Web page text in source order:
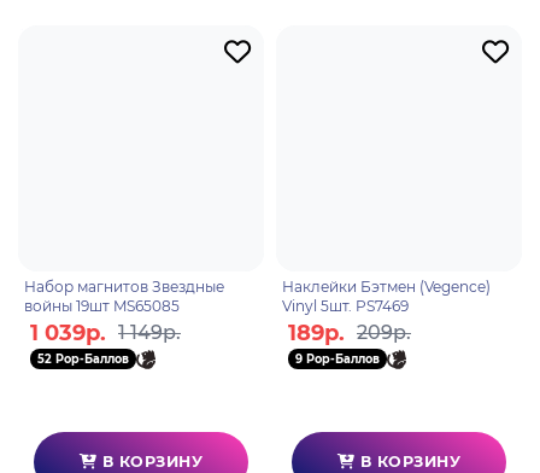
Набор магнитов Звездные
войны 19шт MS65085
1 039р. 1 149р.
52 Pop-Баллов
В КОРЗИНУ
Наклейки Бэтмен (Vegence)
Vinyl 5шт. PS7469
189р. 209р.
9 Pop-Баллов
В КОРЗИНУ